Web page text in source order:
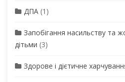
ДПА (1)
Запобігання насильству та
дітьми (3)
Здорове і дієтичне